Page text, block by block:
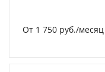
От 1 750 руб./месяц